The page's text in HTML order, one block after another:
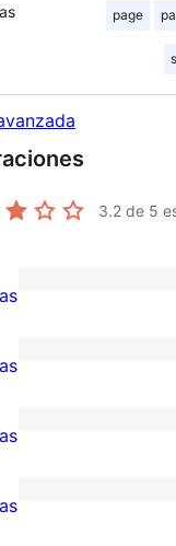
page
3.2 de 5